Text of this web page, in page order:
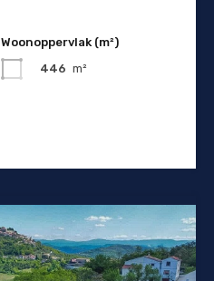
Woonoppervlak (m²)
446 m²